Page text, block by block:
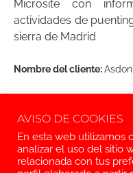
Microsite con
actividades de
sierra de Madrid
Nombre del cliente:
Año:2010
AVISO DE COOKIES
En esta web utilizamos
analizar el uso del sitio
relacionada con tus